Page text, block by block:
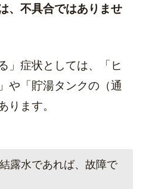
、不具合ではありませ
」症状としては、「ヒ
や「貯湯タンクの（通
ります。
露水であれば、故障で